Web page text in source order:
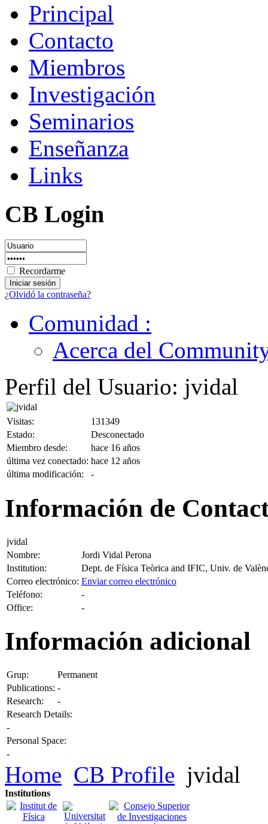
Principal
Contacto
Miembros
Investigación
Seminarios
Enseñanza
Links
CB Login
Recordarme
¿Olvidó la contraseña?
Comunidad :
Acerca del
Perfil del Usuario: jvidal
Visitas:
131349
Estado:
Desconectado
Miembro desde:
hace 16 años
última vez conectado: hace 12 años
última modificación:
-
Información de
jvidal
Nombre:
Jordi Vidal Perona
Institution:
Dept. de Física Teòrica and IFIC, Univ. de
Correo electrónico: Enviar correo electrónico
Teléfono:
-
Office:
-
Información adicional
Grup:
Permanent
Publications: -
Research:
-
Research Details:
-
Personal Space:
-
Home CB Profile jvidal
Institutions